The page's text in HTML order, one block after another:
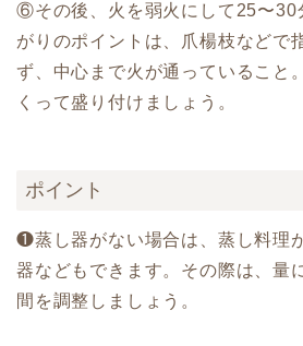
⑥その後、火を弱火にして25〜30
がりのポイントは、爪楊枝などで
ず、中心まで火が通っていること
くって盛り付けましょう。
ポイント
❶蒸し器がない場合は、蒸し料理
器などもできます。その際は、量
間を調整しましょう。